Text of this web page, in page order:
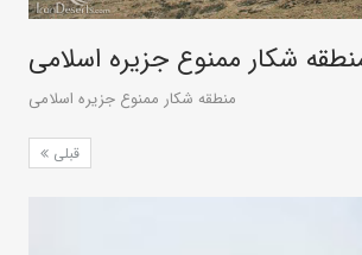
شکار ممنوع جزیره اسلامی
منطقه شکار ممنوع جزیره اسلامی
قبلی